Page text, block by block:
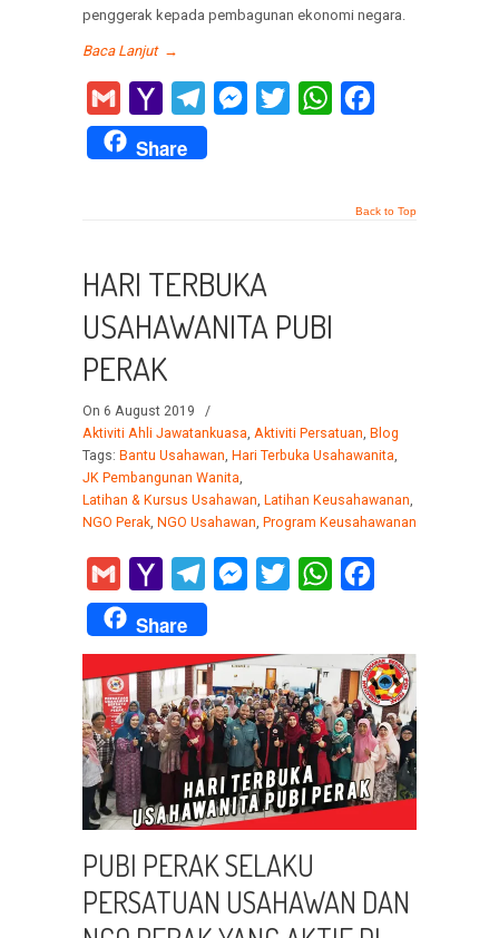
penggerak kepada pembagunan ekonomi negara.
Baca Lanjut →
Gmail
Yahoo
Mail
TelegramMessenger
Twitter WhatsApp
Share
Back to Top
HARI TERBUKA
USAHAWANITA PUBI
PERAK
On 6 August 2019
/
Aktiviti Ahli Jawatankuasa, Aktiviti Persatuan, Blog
Tags: Bantu Usahawan, Hari Terbuka Usahawanita,
JK Pembangunan Wanita,
Latihan & Kursus Usahawan, Latihan Keusahawanan,
NGO Perak, NGO Usahawan, Program Keusahawanan
Gmail
Yahoo
Mail
TelegramMessenger
Twitter WhatsApp
Share
PUBI PERAK SELAKU
PERSATUAN USAHAWAN DAN